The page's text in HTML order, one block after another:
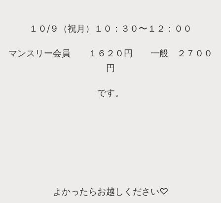
１０/９（祝月）１０：３０〜１２：００
マンスリー会員 １６２０円 一般 ２７００
円
です。
よかったらお越しください♡